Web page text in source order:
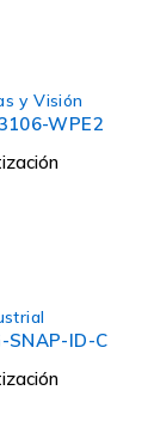
y Visión
WPE2
SNAP-ID-C